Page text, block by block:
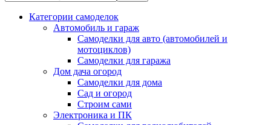
Категории самоделок
Автомобиль и гараж
Самоделки для авто (автомобилей и
мотоциклов)
Самоделки для гаража
Дом дача огород
Самоделки для дома
Сад и огород
Строим сами
Электроника и ПК